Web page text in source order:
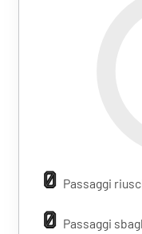
0 Passaggi
0 Passaggi